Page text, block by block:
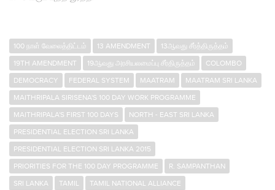
100 நாள் வேலைத்திட்டம் 13 AMENDMENT
13ஆவது சீர்த்திருத்தம்
19TH AMENDMENT
19ஆவது அரசியலமைப்பு சீர்திருத்தம்
COLOMBO
DEMOCRACY
FEDERAL SYSTEM MAATRAM
MAATRAM SRI LANKA
MAITHRIPALA SIRISENA'S 100 DAY WORK PROGRAMME
MAITHRIPALA'S FIRST 100 DAYS
NORTH - EAST SRI LANKA
PRESIDENTIAL ELECTION SRI LANKA
PRESIDENTIAL ELECTION SRI LANKA 2015
PRIORITIES FOR THE 100 DAY PROGRAMME
R. SAMPANTHAN
SRI LANKA
TAMIL
TAMIL NATIONAL ALLIANCE